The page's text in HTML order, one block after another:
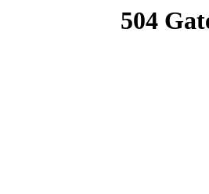
504